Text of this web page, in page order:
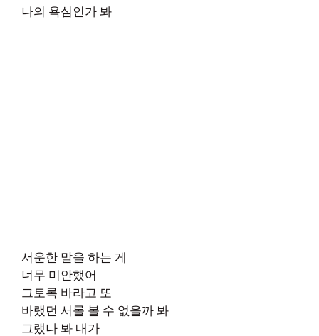
나의 욕심인가 봐
서운한 말을 하는 게
너무 미안했어
그토록 바라고 또
바랬던 서롤 볼 수 없을까 봐
그랬나 봐 내가